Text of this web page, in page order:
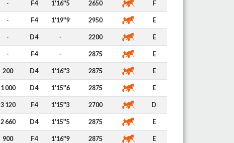
- F4 1'16''5 2650 F
- F4 1'19''9 2950 E
- D4 - 2200 E
- F4 - 2875 E
200 D4 1'16''3 2875 E
1 000 D4 1'15''6 2875 E
3 120 F4 1'15''3 2700 D
2 660 D4 1'15''5 2875 E
900 F4 1'16''9 2875 E